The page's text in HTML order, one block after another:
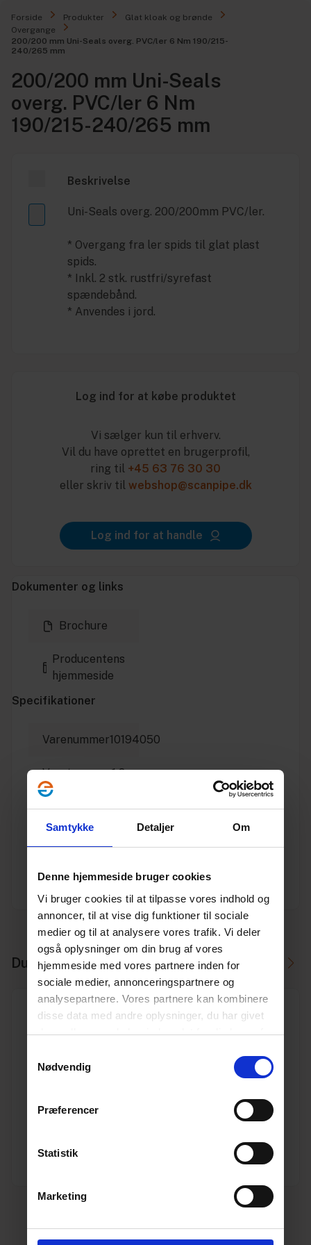
Samtykke Detaljer Om
Denne hjemmeside bruger cookies
Vi bruger cookies til at tilpasse vores indhold og
annoncer, til at vise dig funktioner til sociale
medier og til at analysere vores trafik. Vi deler
også oplysninger om din brug af vores
hjemmeside med vores partnere inden for
sociale medier, annonceringspartnere og
analysepartnere. Vores partnere kan kombinere
disse data med andre oplysninger, du har givet
dem, eller som de har indsamlet fra din brug af
Nødvendig
Præferencer
Statistik
Marketing
Forside Produkter
Glat kloak og brønde
Overgange
200/200 mm Uni-Seals overg. PVC/ler 6 Nm 190/215-
240/265 mm
200/200 mm Uni-Seals
overg. PVC/ler 6 Nm
190/215-240/265 mm
Beskrivelse
Uni-Seals overg. 200/200mm PVC/ler.
* Overgang fra ler spids til glat plast
spids.
* Inkl. 2 stk. rustfri/syrefast
spændebånd.
* Anvendes i jord.
Log ind for at købe produktet
Vi sælger kun til erhverv.
Vil du have oprettet en brugerprofil,
ring til +45 63 76 30 30
eller skriv til webshop@scanpipe.dk
Log ind for at handle
Dokumenter og links
Brochure
Producentens
hjemmeside
Specifikationer
Varenummer10194050
Vægt 1.8
Enhed STK.
ProducentUni-
Du kan måske i stedet bruge
200/200 mm Fernco overg. PVC/ler 12 Nm 250-
Pakkeinfo. STK.